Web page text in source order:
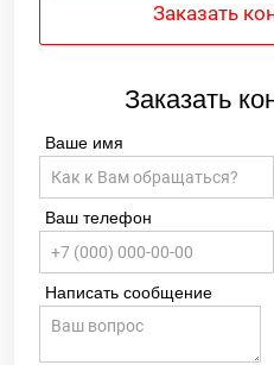
Заказать
Заказать
Ваше имя
Ваш телефон
Написать сообщение